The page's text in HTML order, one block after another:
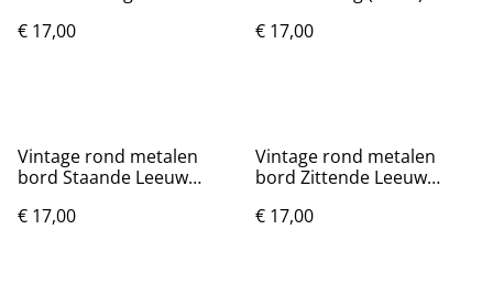
€ 17,00
€ 17,00
Vintage rond metalen
bord Staande Leeuw
€ 17,00
Vintage rond metalen
bord Zittende Leeuw
€ 17,00